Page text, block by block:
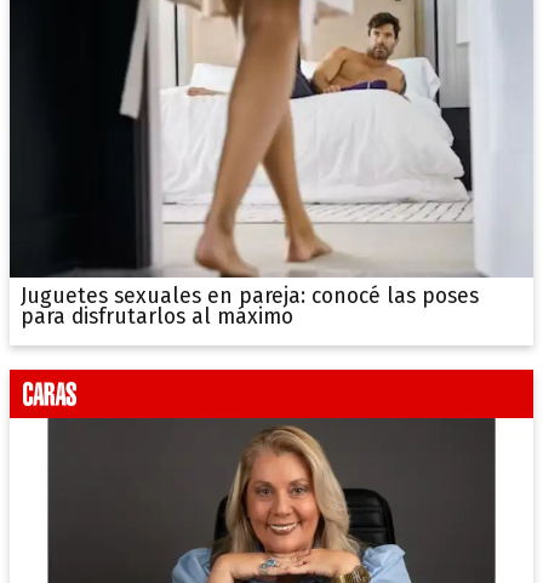
Juguetes sexuales en pareja: conocé las poses
para disfrutarlos al máximo